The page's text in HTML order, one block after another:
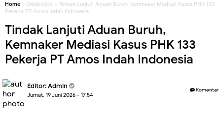
Home » Unlabelled » Tindak Lanjuti Aduan Buruh, Kemnaker Mediasi Kasus PHK 133
Pekerja PT Amos Indah Indonesia
Tindak Lanjuti Aduan Buruh,
Kemnaker Mediasi Kasus PHK 133
Pekerja PT Amos Indah Indonesia
Editor: Admin
Jumat, 19 Juni 2026 - 17.54
Komentar